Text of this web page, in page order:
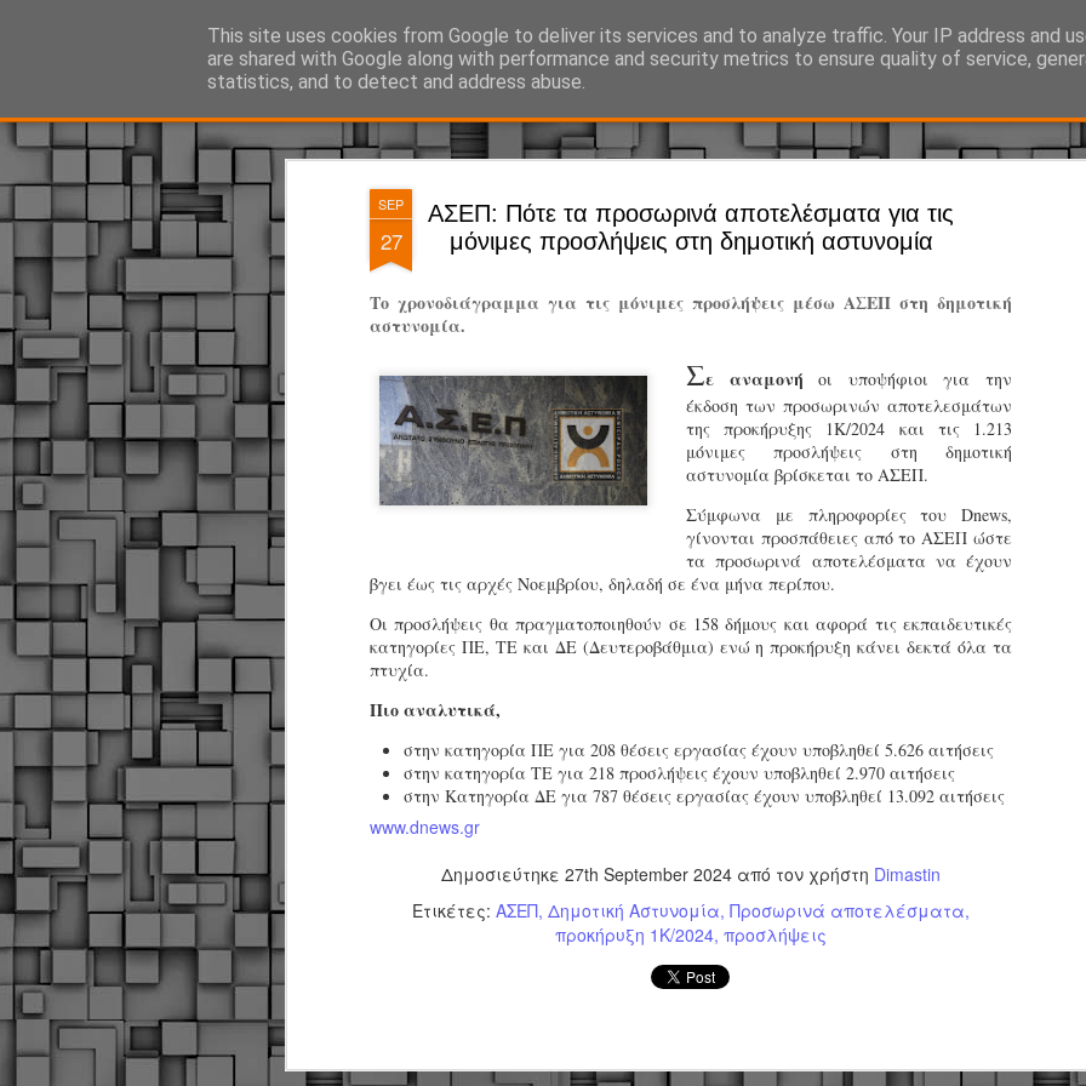
SEP
27
ΑΣΕΠ: Πότε τα προσωρινά αποτελέσματα για τις
μόνιμες προσλήψεις στη δημοτική αστυνομία
Το χρονοδιάγραμμα για τις μόνιμες προσλήψεις μέσω ΑΣΕΠ στη δημοτική
αστυνομία.
Σε αναμονήοι υποψήφιοι για την
έκδοση των προσωρινών αποτελεσμάτων
της προκήρυξης 1Κ/2024 και τις 1.213
μόνιμες προσλήψεις στη δημοτική
αστυνομία βρίσκεται το ΑΣΕΠ.
Σύμφωνα με πληροφορίες του Dnews,
γίνονται προσπάθειες από το ΑΣΕΠ ώστε
τα προσωρινά αποτελέσματα να έχουν
βγει έως τις αρχές Νοεμβρίου, δηλαδή σε ένα μήνα περίπου.
Οι προσλήψεις θα πραγματοποιηθούν σε 158 δήμους και αφορά τις εκπαιδευτικές
κατηγορίες ΠΕ, ΤΕ και ΔΕ (Δευτεροβάθμια) ενώ η προκήρυξη κάνει δεκτά όλα τα
πτυχία.
Πιο αναλυτικά,
στην κατηγορία ΠΕ για 208 θέσεις εργασίας έχουν υποβληθεί 5.626 αιτήσεις
στην κατηγορία ΤΕ για 218 προσλήψεις έχουν υποβληθεί 2.970 αιτήσεις
στην Κατηγορία ΔΕ για 787 θέσεις εργασίας έχουν υποβληθεί 13.092 αιτήσεις
www.dnews.gr
Δημοσιεύτηκε 27th September 2024 από τον χρήστη Dimastin
Ετικέτες: ΑΣΕΠ Δημοτική Αστυνομία Προσωρινά αποτελέσματα
προκήρυξη 1Κ/2024 προσλήψεις
This site uses cookies from Google to deliver its services and to analyze traffic. Your IP address and
are shared with Google along with performance and security metrics to ensure quality of service,
statistics, and to detect and address abuse.
ΔΗΜΟΤΙΚΗ ΑΣΤΥΝΟΜΙΑ, τα νέα! Ό, τι συμβαίνει γύρω από τη Δημοτική Αστυνομία, την τοπική
JUL
29
Άργος -
Η Δημοτική Αστυνομία
καθώς από την 1η
επιχειρησιακή
παρουσία του Δήμου
χώρους.
Η νέα υπηρεσία θα
εκπαιδευμένους
Στο πλαίσιο της
JUN
Αναμνηστικά
ελέγχων σε ιδιοκτήτες
Θεσσαλονίκης: Ένταση